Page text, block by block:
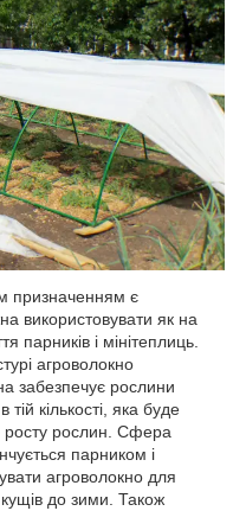
є
використовувати як на
парників і мінітеплиць.
агроволокно
забезпечує рослини
кількості, яка буде
росту рослин. Сфера
парником і
агроволокно для
кущів до зими. Також